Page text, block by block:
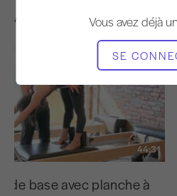
Vous avez déjà
SE
Autres séances d'entraînement
44:31
de base avec planche à